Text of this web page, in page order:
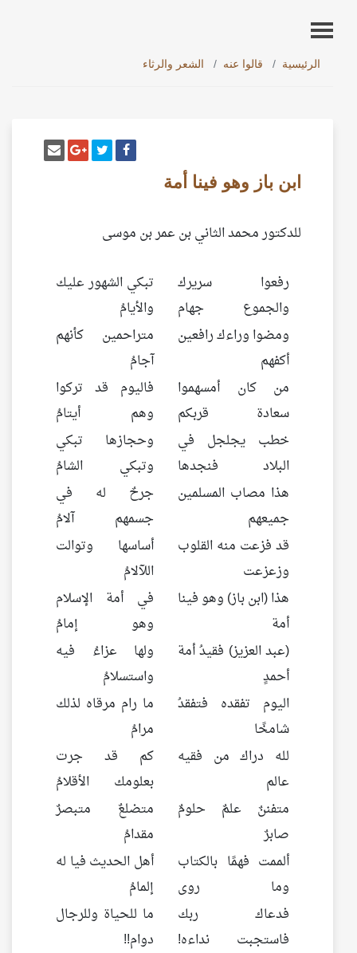
الرئيسية قالوا عنه الشعر والرثاء
شارك على فيسبوك
أنشر تغريدةشارك على
ابن باز وهو فينا أمة
للدكتور محمد الثاني بن عمر بن موسى
رفعوا سريرك
والجموع جهام
تبكي الشهور عليك
والأيامُ
ومضوا وراءك رافعين
أكفهم
متراحمين كأنهم
آجامُ
من كان أمسهموا
سعادة قربكم
فاليوم قد تركوا
وهم أيتامُ
خطب يجلجل في
البلاد فنجدها
وحجازها تبكي
وتبكي الشامُ
هذا مصاب المسلمين
جميعهم
جرحٌ له في
جسمهم آلامُ
قد فزعت منه القلوب
وزعزعت
أساسها وتوالت
اللآلامُ
هذا (ابن باز) وهو فينا
أمة
في أمة الإسلام
وهو إمامُ
(عبد العزيز) فقيدُ أمة
أحمدٍ
ولها عزاءُ فيه
واستسلامُ
اليوم تفقده فتفقدُ
شامخًا
ما رام مرقاه لذلك
مرامُ
لله دراك من فقيه
عالم
كم قد جرت
بعلومك الأقلامُ
متفننٌ علمٌ حلومٌ
صابرٌ
متضلعٌ متبصرٌ
مقدامُ
ألممت فهمًا بالكتاب
وما روى
أهل الحديث فيا له
إلمامُ
فدعاك ربك
فاستجبت نداءه!
ما للحياة وللرجال
دوام!!